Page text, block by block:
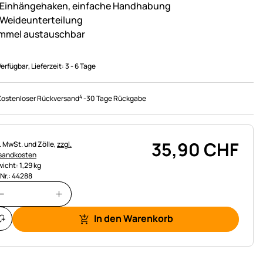
einfache Handhabung
austauschbar
, Lieferzeit:3 - 6 Tage
Rückversand4-30 Tage Rückgabe
MwSt. und Zölle,zzgl.
1,29 kg
44288
35,90 CHF
In den Warenkorb